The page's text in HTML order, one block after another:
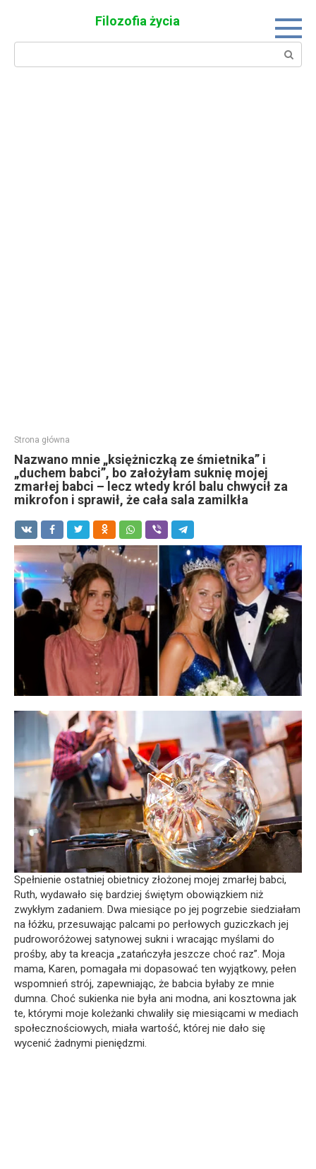
Filozofia życia
Search:
Strona główna
Nazwano mnie „księżniczką ze śmietnika” i
„duchem babci”, bo założyłam suknię mojej
zmarłej babci – lecz wtedy król balu chwycił za
mikrofon i sprawił, że cała sala zamilkła
Spełnienie ostatniej obietnicy złożonej mojej zmarłej babci,
Ruth, wydawało się bardziej świętym obowiązkiem niż
zwykłym zadaniem. Dwa miesiące po jej pogrzebie siedziałam
na łóżku, przesuwając palcami po perłowych guziczkach jej
pudroworóżowej satynowej sukni i wracając myślami do
prośby, aby ta kreacja „zatańczyła jeszcze choć raz”. Moja
mama, Karen, pomagała mi dopasować ten wyjątkowy, pełen
wspomnień strój, zapewniając, że babcia byłaby ze mnie
dumna. Choć sukienka nie była ani modna, ani kosztowna jak
te, którymi moje koleżanki chwaliły się miesiącami w mediach
społecznościowych, miała wartość, której nie dało się
wycenić żadnymi pieniędzmi.